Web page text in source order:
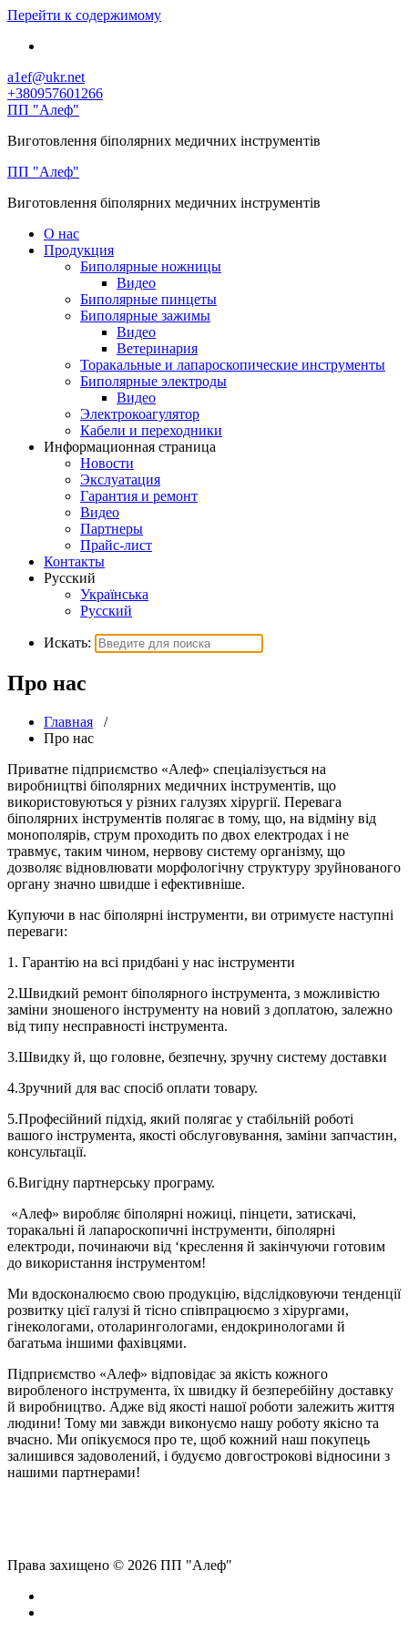
Перейти к содержимому
a1ef@ukr.net
+380957601266
ПП "Алеф"
Виготовлення біполярних медичних інструментів
ПП "Алеф"
Виготовлення біполярних медичних інструментів
О нас
Продукция
Биполярные ножницы
Видео
Биполярные пинцеты
Биполярные зажимы
Видео
Ветеринария
Торакальные и лапароскопические инструменты
Биполярные электроды
Видео
Электрокоагулятор
Кабели и переходники
Информационная страница
Новости
Экслуатация
Гарантия и ремонт
Видео
Партнеры
Прайс-лист
Контакты
Русский
Українська
Русский
Искать:
Про нас
Главная /
Про нас
Приватне підприємство «Алеф» спеціалізується на
виробництві біполярних медичних інструментів, що
використовуються у різних галузях хірургії. Перевага
біполярних інструментів полягає в тому, що, на відміну від
монополярів, струм проходить по двох електродах і не
травмує, таким чином, нервову систему організму, що
дозволяє відновлювати морфологічну структуру зруйнованого
органу значно швидше і ефективніше.
Купуючи в нас біполярні інструменти, ви отримуєте наступні
переваги:
1. Гарантію на всі придбані у нас інструменти
2.Швидкий ремонт біполярного інструмента, з можливістю
заміни зношеного інструменту на новий з доплатою, залежно
від типу несправності інструмента.
3.Швидку й, що головне, безпечну, зручну систему доставки
4.Зручний для вас спосіб оплати товару.
5.Професійний підхід, який полягає у стабільній роботі
вашого інструмента, якості обслуговування, заміни запчастин,
консультації.
6.Вигідну партнерську програму.
«Алеф» виробляє біполярні ножиці, пінцети, затискачі,
торакальні й лапароскопичні інструменти, біполярні
електроди, починаючи від ‘креслення й закінчуючи готовим
до використання інструментом!
Ми вдосконалюємо свою продукцію, відслідковуючи тенденції
розвитку цієїгалузі й тісно співпрацюємо з хірургами,
гінекологами, отоларингологами, ендокринологами й
багатьма іншими фахівцями.
Підприємство «Алеф» відповідає за якість кожного
виробленого інструмента, їх швидку й безперебійну доставку
й виробництво. Адже від якості нашої роботи залежить життя
людини! Тому ми завжди виконуємо нашу роботу якісно та
вчасно. Ми опікуємося про те, щоб кожний наш покупець
залишився задоволений, і будуємо довгострокові відносини з
нашими партнерами!
Права захищено © 2026 ПП "Алеф"